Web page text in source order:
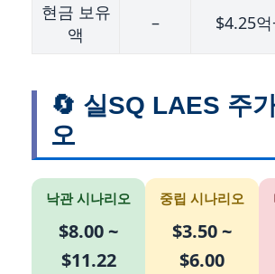
현금 보유
액
– $4.25
🔄 실SQ LAES 주
오
낙관 시나리오
$8.00 ~
$11.22
중립 시나리오
$3.50 ~
$6.00